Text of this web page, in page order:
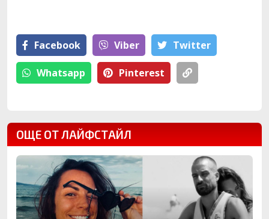
Facebook Viber Тwitter
Whatsapp Pinterest
ОЩЕ ОТ ЛАЙФСТАЙЛ